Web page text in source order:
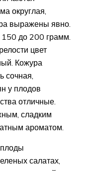
округлая,
выражены явно.
150 до 200 грамм.
цвет
Кожура
сочная,
у плодов
отличные.
сладким
ароматом.
салатах,